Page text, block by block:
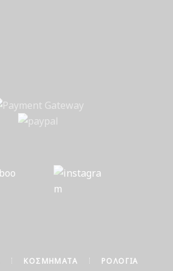
ΚΟΣΜΉΜΑΤΑ
ΡΟΛΌΓΙΑ